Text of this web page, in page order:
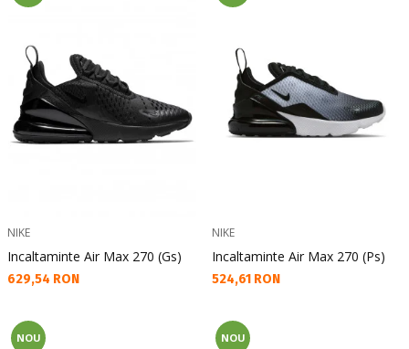
NIKE
Incaltaminte Air Max 270 (Gs)
Текуща цена:
629,54 RON
NIKE
Incaltaminte Air Max 270 (Ps)
Текуща цена:
524,61 RON
NOU NOU